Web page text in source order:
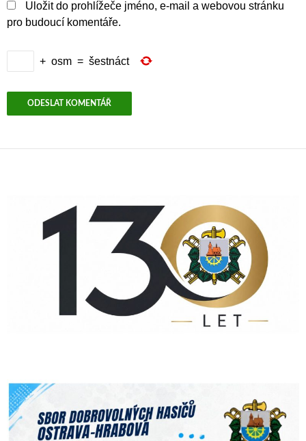
Uložit do prohlížeče jméno, e-mail a webovou stránku
pro budoucí komentáře.
+ osm = šestnáct